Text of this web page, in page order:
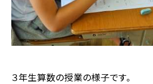
３年生算数の授業の様子です。